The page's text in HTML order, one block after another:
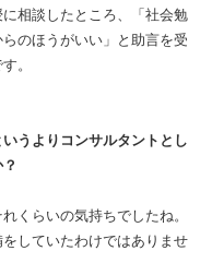
相談したところ、「社会勉
のほうがいい」と助言を受
。
うよりコンサルタントとし
くらいの気持ちでしたね。
していたわけではありませ